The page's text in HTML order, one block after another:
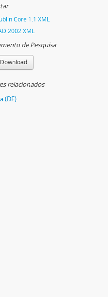
Core 1.1 XML
2002 XML
de Pesquisa
Download
relacionados
(DF)